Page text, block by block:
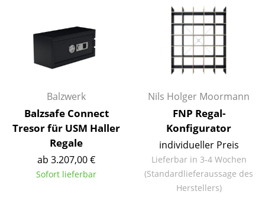
Einzelteile
... alle Aufbewahrungsmöbel
Hängeleuchten & Deckenleuchten
Tischleuchten
Schreibtischleuchten
Balzwerk
Balzsafe Connect
Tresor für USM Haller
Regale
ab 3.207,00 €
Sofort lieferbar
Nils Holger Moormann
FNP Regal-
Konfigurator
individueller Preis
Lieferbar in 3-4 Wochen
(Standardlieferaussage des
Herstellers)